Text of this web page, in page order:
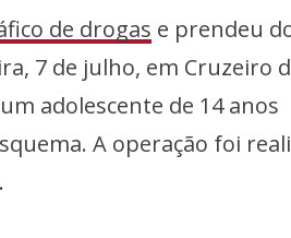
de drogas e prendeu
7 de julho, em Cruzeiro
adolescente de 14 anos
A operação foi